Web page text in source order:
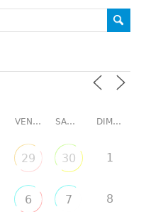
VENDREDI SAMEDI DIMANCHE
29 30 1
6 7 8